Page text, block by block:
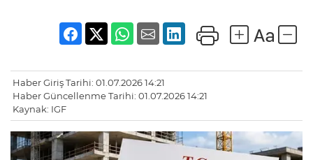
Haber Giriş Tarihi: 01.07.2026 14:21
Haber Güncellenme Tarihi: 01.07.2026 14:21
Kaynak: IGF